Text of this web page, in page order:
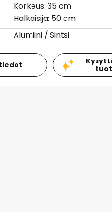
Korkeus: 35 cm
Halkaisija: 50 cm
Alumiini / Sintsi